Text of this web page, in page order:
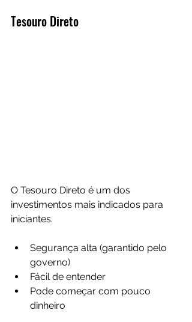
Tesouro Direto
O Tesouro Direto é um dos
investimentos mais indicados para
iniciantes.
Segurança alta (garantido pelo
governo)
Fácil de entender
Pode começar com pouco
dinheiro